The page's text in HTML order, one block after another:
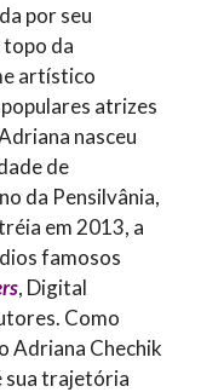
por seu
da
artístico
atrizes
nasceu
de
da Pensilvânia,
em 2013, a
famosos
, Digital
Como
Adriana Chechik
sua trajetória